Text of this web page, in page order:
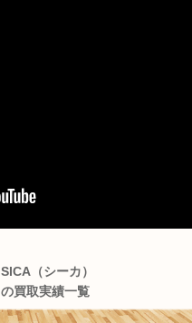
SICA（シーカ）
の買取実績一覧